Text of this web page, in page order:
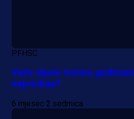
PFHSC
Vaše dijete trenira
napreduje?
6 mjesec 2 sedmica